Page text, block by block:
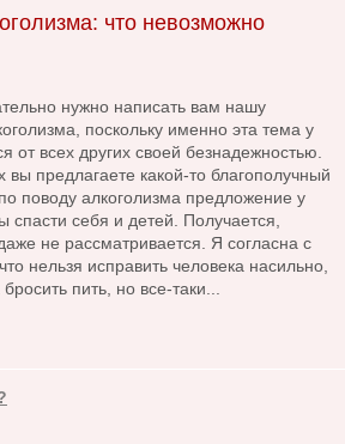
что невозможно
нужно написать вам нашу
поскольку именно эта тема у
от всех других своей безнадежностью.
вы предлагаете какой-то благополучный
поводу алкоголизма предложение у
спасти себя и детей. Получается,
не рассматривается. Я согласна с
нельзя исправить человека насильно,
пить, но все-таки...